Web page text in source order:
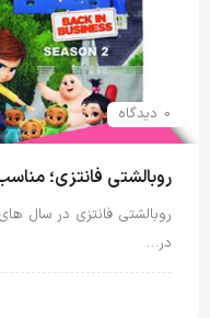
0 دیدگاه
روبالشتی فانتزی؛
روبالشتی فانتزی در سال
در…